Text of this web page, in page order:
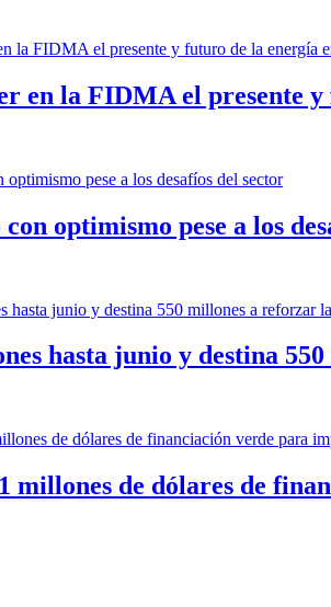
en la FIDMA el presente
optimismo pese a los
hasta junio y destina
millones de dólares de